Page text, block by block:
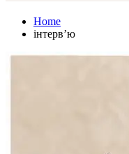
Home
інтерв’ю